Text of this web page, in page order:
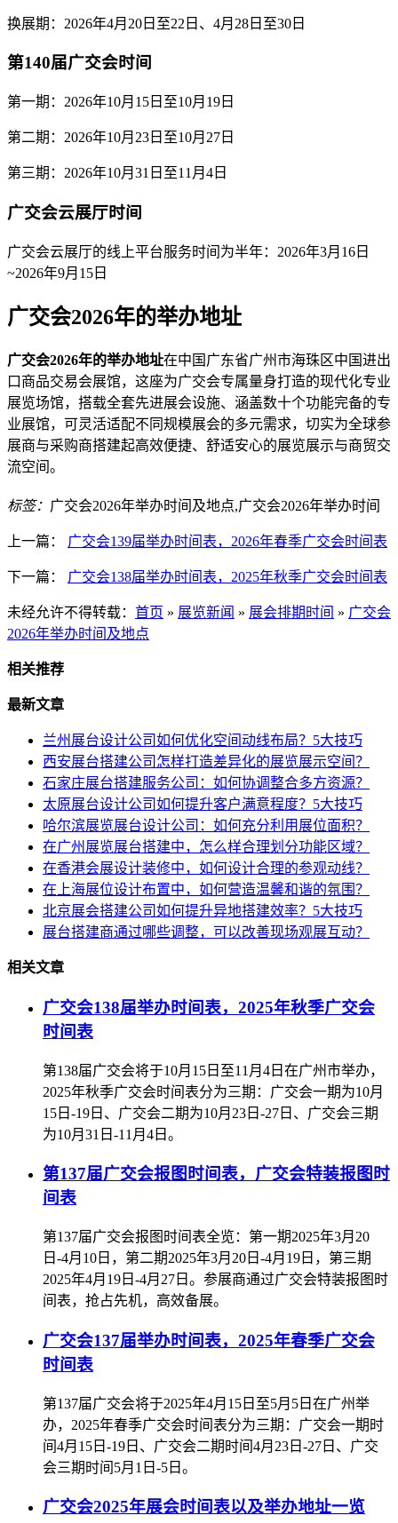
换展期：2026年4月20日至22日、4月28日至30日
第140届广交会时间
第一期：2026年10月15日至10月19日
第二期：2026年10月23日至10月27日
第三期：2026年10月31日至11月4日
广交会云展厅时间
广交会云展厅的线上平台服务时间为半年：2026年3月16日
~2026年9月15日
广交会2026年的举办地址
广交会2026年的举办地址在中国广东省广州市海珠区中国进出
口商品交易会展馆，这座为广交会专属量身打造的现代化专业
展览场馆，搭载全套先进展会设施、涵盖数十个功能完备的专
业展馆，可灵活适配不同规模展会的多元需求，切实为全球参
展商与采购商搭建起高效便捷、舒适安心的展览展示与商贸交
流空间。
标签： 广交会2026年举办时间及地点,广交会2026年举办时间
上一篇： 广交会139届举办时间表，2026年春季广交会时间表
下一篇： 广交会138届举办时间表，2025年秋季广交会时间表
未经允许不得转载： 首页 » 展览新闻 » 展会排期时间 » 广交会
2026年举办时间及地点
相关推荐
最新文章
兰州展台设计公司如何优化空间动线布局？5大技巧
西安展台搭建公司怎样打造差异化的展览展示空间？
石家庄展台搭建服务公司：如何协调整合多方资源？
太原展台设计公司如何提升客户满意程度？5大技巧
哈尔滨展览展台设计公司：如何充分利用展位面积？
在广州展览展台搭建中，怎么样合理划分功能区域？
在香港会展设计装修中，如何设计合理的参观动线？
在上海展位设计布置中，如何营造温馨和谐的氛围？
北京展会搭建公司如何提升异地搭建效率？5大技巧
展台搭建商通过哪些调整，可以改善现场观展互动？
相关文章
广交会138届举办时间表，2025年秋季广交会
时间表
第138届广交会将于10月15日至11月4日在广州市举办，
2025年秋季广交会时间表分为三期：广交会一期为10月
15日-19日、广交会二期为10月23日-27日、广交会三期
为10月31日-11月4日。
第137届广交会报图时间表，广交会特装报图时
间表
第137届广交会报图时间表全览：第一期2025年3月20
日-4月10日，第二期2025年3月20日-4月19日，第三期
2025年4月19日-4月27日。参展商通过广交会特装报图时
间表，抢占先机，高效备展。
广交会137届举办时间表，2025年春季广交会
时间表
第137届广交会将于2025年4月15日至5月5日在广州举
办，2025年春季广交会时间表分为三期：广交会一期时
间4月15日-19日、广交会二期时间4月23日-27日、广交
会三期时间5月1日-5日。
广交会2025年展会时间表以及举办地址一览